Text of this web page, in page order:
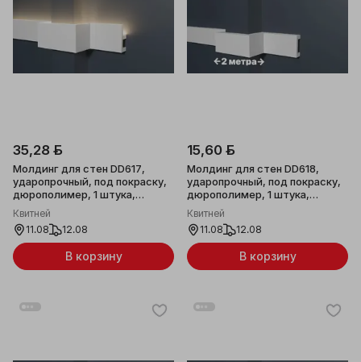
35,28 ƃ
Молдинг для стен DD617,
ударопрочный, под покраску,
дюрополимер, 1 штука,
50х20x2000мм
Квитней
11.08
12.08
В корзину
15,60 ƃ
Молдинг для стен DD618,
ударопрочный, под покраску,
дюрополимер, 1 штука,
40х15х2000мм
Квитней
11.08
12.08
В корзину